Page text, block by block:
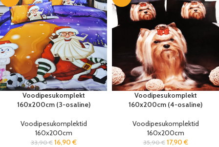
Voodipesukomplekt
160x200cm (3-osaline)
Voodipesukomplektid
160x200cm
33,90€ 16,90 €
Voodipesukomplekt
160x200cm (4-osaline)
Voodipesukomplektid
160x200cm
35,90€ 17,90 €